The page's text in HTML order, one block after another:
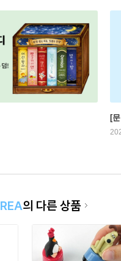
[
의 다른 상품